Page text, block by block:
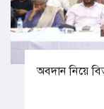
অবদান নিয়ে